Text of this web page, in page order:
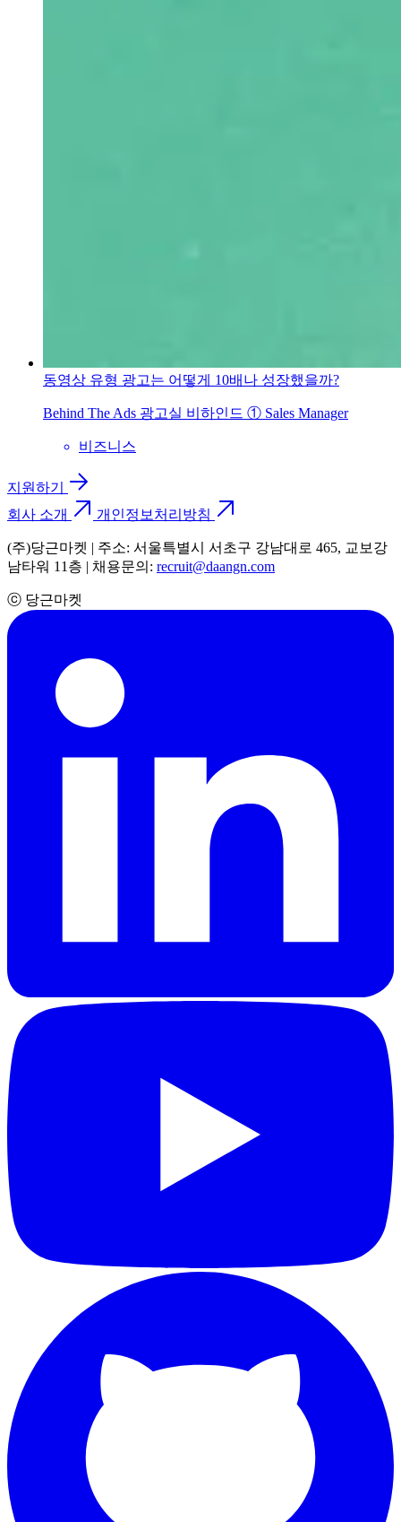
동영상 유형 광고는 어떻게 10배나 성장했을까?
Behind The Ads 광고실 비하인드 ① Sales Manager
비즈니스
지원하기
회사 소개
개인정보처리방침
(주)당근마켓 | 주소: 서울특별시 서초구 강남대로 465, 교보강
남타워 11층 | 채용문의: recruit@daangn.com
ⓒ 당근마켓